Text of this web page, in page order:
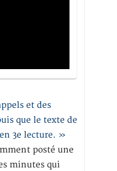
et des
que le texte de
3e lecture. »
posté une
minutes qui